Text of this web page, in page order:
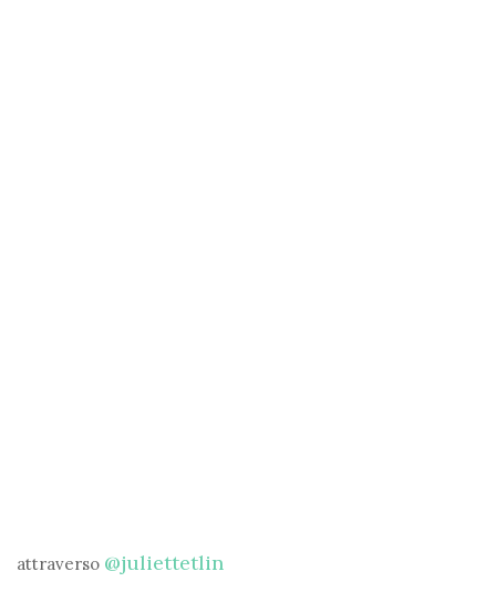
attraverso @juliettetlin